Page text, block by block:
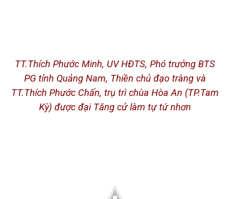
TT.Thích Phước Minh, UV HĐTS, Phó trưởng BTS
PG tỉnh Quảng Nam, Thiền chủ đạo tràng và
TT.Thích Phước Chấn, trụ trì chùa Hòa An (TP.Tam
Kỳ) được đại Tăng cử làm tự tứ nhơn